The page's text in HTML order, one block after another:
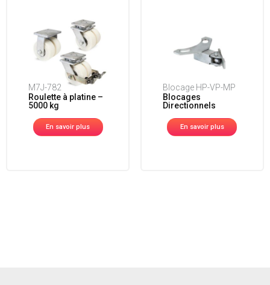
M7J-782
Roulette à platine –
5000 kg
En savoir plus
Blocage HP-VP-MP
Blocages
Directionnels
En savoir plus